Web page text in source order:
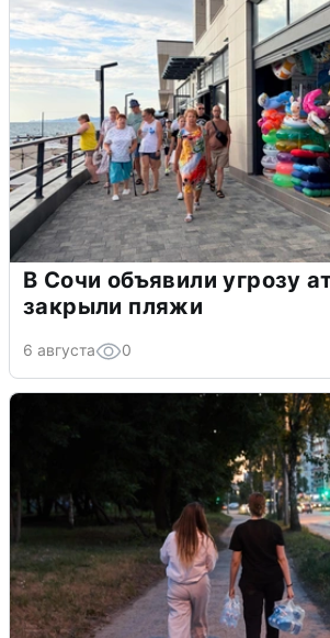
В Сочи объявили угрозу
закрыли пляжи
6 августа 0